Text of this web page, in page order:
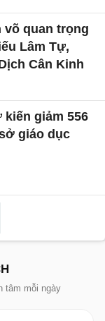
võ quan trọng
Lâm Tự,
Cân Kinh
kiến giảm 556
giáo dục
tâm mỗi ngày